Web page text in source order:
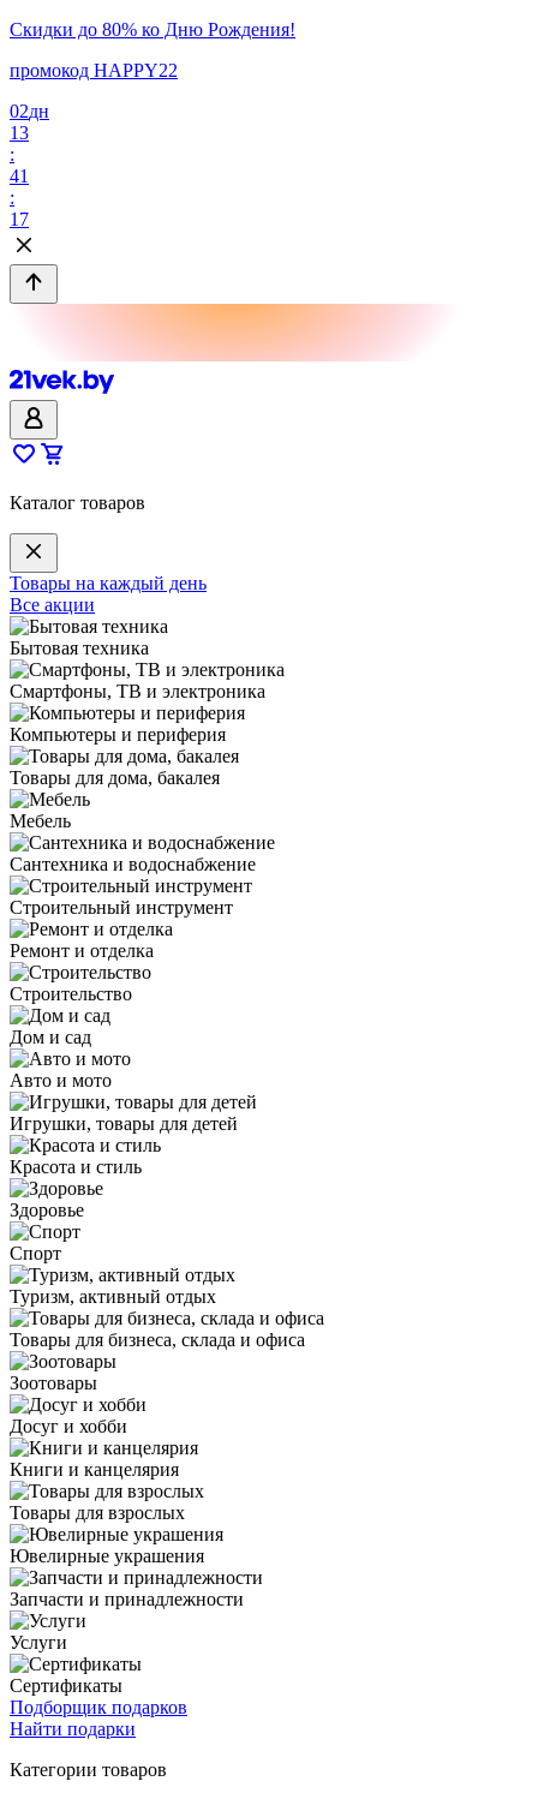
Скидки до 80% ко Дню Рождения!
промокод HAPPY22
02дн
13
:
41
:
17
Каталог товаров
Товары на каждый день
Все акции
Бытовая техника
Смартфоны, ТВ и электроника
Компьютеры и периферия
Товары для дома, бакалея
Мебель
Сантехника и водоснабжение
Строительный инструмент
Ремонт и отделка
Строительство
Дом и сад
Авто и мото
Игрушки, товары для детей
Красота и стиль
Здоровье
Спорт
Туризм, активный отдых
Товары для бизнеса, склада и офиса
Зоотовары
Досуг и хобби
Книги и канцелярия
Товары для взрослых
Ювелирные украшения
Запчасти и принадлежности
Услуги
Сертификаты
Подборщик подарков
Найти подарки
Категории товаров